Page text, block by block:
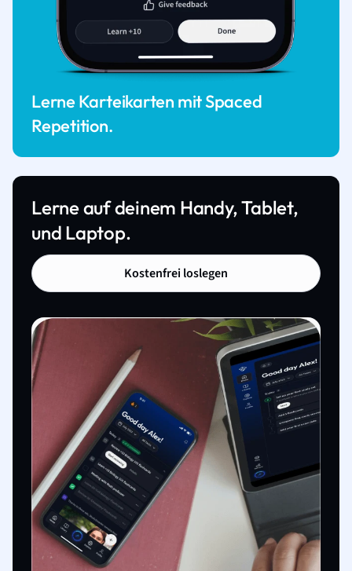
Lerne Karteikarten mit Spaced
Repetition.
Lerne auf deinem Handy, Tablet,
und Laptop.
Kostenfrei loslegen